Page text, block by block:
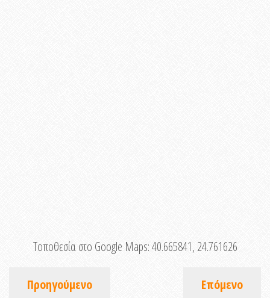
Τοποθεσία στο Google Maps:40.665841, 24.761626
Προηγούμενο Επόμενο